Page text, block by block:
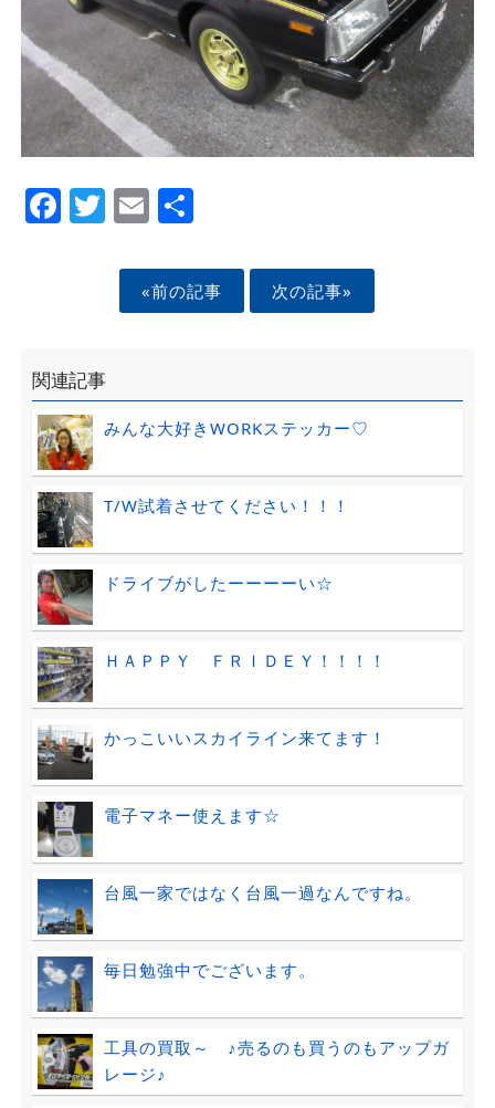
Facebook
Twitter
EmailShare
«前の記事 次の記事»
関連記事
みんな大好きWORKステッカー♡
T/W試着させてください！！！
ドライブがしたーーーーい☆
ＨＡＰＰＹ ＦＲＩＤＥＹ！！！！
かっこいいスカイライン来てます！
電子マネー使えます☆
台風一家ではなく台風一過なんですね。
毎日勉強中でございます。
工具の買取～ ♪売るのも買うのもアップガ
レージ♪